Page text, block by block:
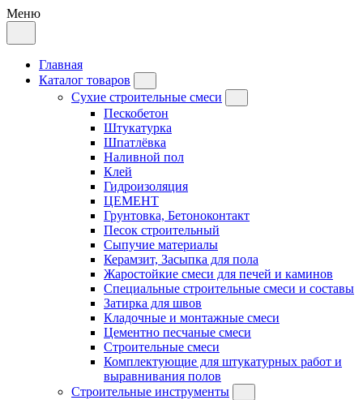
Меню
Главная
Каталог товаров
Сухие строительные смеси
Пескобетон
Штукатурка
Шпатлёвка
Наливной пол
Клей
Гидроизоляция
ЦЕМЕНТ
Грунтовка, Бетоноконтакт
Песок строительный
Сыпучие материалы
Керамзит, Засыпка для пола
Жаростойкие смеси для печей и каминов
Специальные строительные смеси и составы
Затирка для швов
Кладочные и монтажные смеси
Цементно песчаные смеси
Строительные смеси
Комплектующие для штукатурных работ и
выравнивания полов
Строительные инструменты